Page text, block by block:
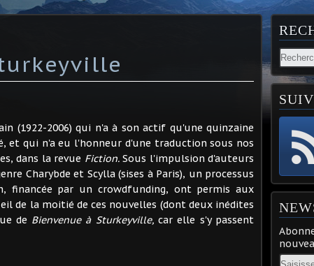
(1922-2006) qui n'a à son actif qu'une quinzaine
et qui n'a eu l'honneur d'une traduction sous nos
dans la revue Fiction.Sous l'impulsion d'auteurs
Charybde et Scylla (sises à Paris), un processus
financée par un crowdfunding, ont permis aux
de la moitié de ces nouvelles (dont deux inédites
de Bienvenue à Sturkeyville,car elle s'y passent
Email